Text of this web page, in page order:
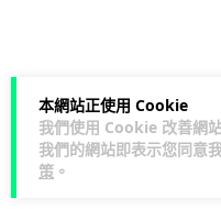
本網站正使用 Cookie
我們使用 Cookie 改善網
我們的網站即表示您同意
策 。